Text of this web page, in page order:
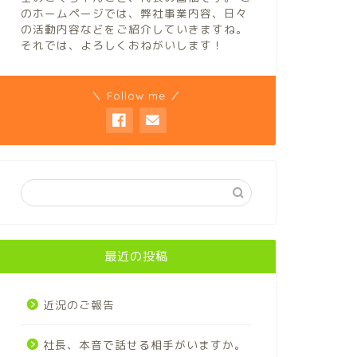
のホームページでは、弊社事業内容、日々
の活動内容などをご紹介していきますね。
それでは、よろしくおねがいします！
＼ Follow me ／
最近の投稿
近況のご報告
社長、本音で話せる相手がいますか。